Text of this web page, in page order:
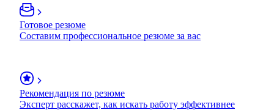
Готовое резюме
Составим профессиональное резюме за вас
Рекомендация по резюме
Эксперт расскажет, как искать работу эффективнее